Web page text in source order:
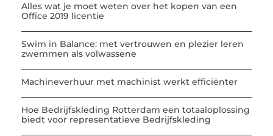
Alles wat je moet weten over het kopen van een
Office 2019 licentie
Swim in Balance: met vertrouwen en plezier leren
zwemmen als volwassene
Machineverhuur met machinist werkt efficiënter
Hoe Bedrijfskleding Rotterdam een totaaloplossing
biedt voor representatieve Bedrijfskleding